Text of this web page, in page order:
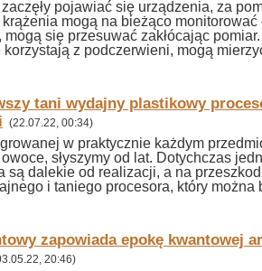
pojawiać się urządzenia, za
krążenia mogą na bieżąco
mogą się przesuwać zakłócając
korzystają z podczerwieni, mogą
tani wydajny plastikowy
(22.07.22, 00:34)
w praktycznie każdym
słyszymy od lat. Dotychczas
są dalekie od realizacji, a na
i taniego procesora, który można
zapowiada epokę kwantowej
20:46)